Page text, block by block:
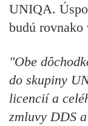
UNIQA.
budú rovnako
"Obe
do skupiny
licencií a
zmluvy DDS